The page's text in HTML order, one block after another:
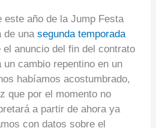
este año de la Jump Festa
de una segunda temporada
anuncio del fin del contrato
cambio repentino en un
habíamos acostumbrado,
que por el momento no
a partir de ahora ya
con datos sobre el